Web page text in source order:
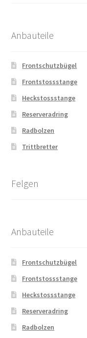
Anbauteile
Frontschutzbügel
Frontstossstange
Heckstossstange
Reserveradring
Radbolzen
Trittbretter
Felgen
Anbauteile
Frontschutzbügel
Frontstossstange
Heckstossstange
Reserveradring
Radbolzen